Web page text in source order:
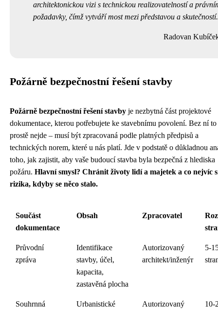
architektonickou vizi s technickou realizovatelností a
požadavky, čímž vytváří most mezi představou a skutečností.
Radovan
Požárně bezpečnostní řešení stavby
Požárně bezpečnostní řešení stavby je nezbytná část projektové
dokumentace, kterou potřebujete ke stavebnímu povolení. Bez ní to
prostě nejde – musí být zpracovaná podle platných předpisů a
technických norem, které u nás platí. Jde v podstatě o důkladnou
toho, jak zajistit, aby vaše budoucí stavba byla bezpečná z hlediska
požáru. Hlavní smysl? Chránit životy lidí a majetek a co nejvíc
rizika, kdyby se něco stalo.
Součást
dokumentace
Obsah Zpracovatel
Průvodní
zpráva
Identifikace
stavby, účel,
kapacita,
zastavěná plocha
Autorizovaný
architekt/inženýr
5-
Souhrnná
Urbanistické
Autorizovaný
10-